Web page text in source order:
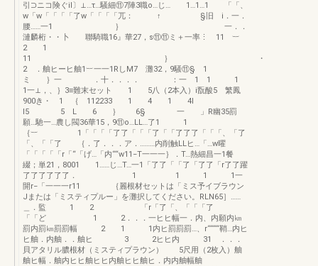
引⊃ニコ険ぐil〕⊥…τ…騒細⑪7陣3職o…じ… 1…1…1 「「、
w「w「「「「了w「「「「兀： ↑ §旧 i．一．
腰……一1 ｝ 一．．
漣麟桁・・卜 聯騎職16』華27，s⑪⑪ミ＋一率⋮ 11 ︸
2 1
11 ｝ ・
2 ．舳ヒーヒ舳1︸一一1RしM7 灘32，9騒⑪§ 1
ミ ｝一 ．十．．．． ：一 1 1 1
1一⊥，、｝3≡難末セット 1 5八（2本入）i翫酸5 繁鳳
900き・ 1 ｛ 112233 1 4 1 4l
l5 5 L 6 ｝ 6§ 一 」R幽35罰
願…馳一…農し閥36華15，9⑪o…LL…了1 1
｛︸ 1「「「「了了「「「了「「了了了「「「、「了
「、「「了 ｛．了．．．ア．………内削触LLヒ…「…w曜
「「「「「r「“「げ…「内““w11−T一一一｝．T…熱細昌一1餐
綴；単21，8001 1……じ…T…一1「了了「「了「了了「r了了躍
了了了了了了． 1 1 1 1一
開r−「一一一r11 ｛麗根材セットは「ミス予イブラウン
Jまたは「ミスティプルー」を灘択してください。RLN65］……
＿．監 1 2 「r「了「、「「「了
「「ど 1 2．．．一ヒヒ幅一．内、内願内㎞
罰内罰㎞罰罰幅 2 1 1内ヒ罰罰罰…、r““““鞘…内ヒ
ヒ舳．内舳．．舳ヒ 3 2ヒヒ内 31 ．．．
貝アタリル膿根材（ミスティプラウン） 5尺用（2枚入）舳
舳ヒ幅．舳内ヒヒ舳ヒヒ内舳ヒヒ舳ヒ．内内舳幅舳